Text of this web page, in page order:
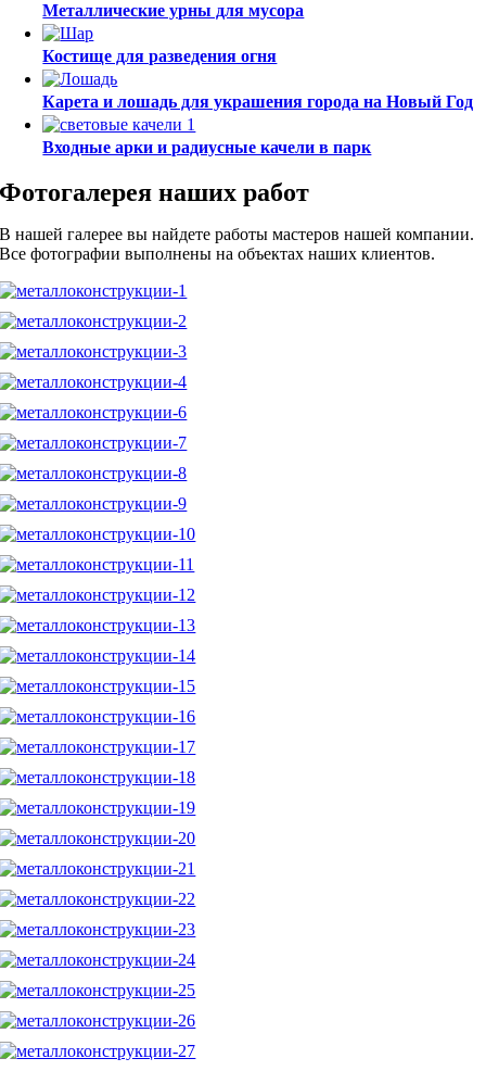
Металлические урны для мусора
Костище для разведения огня
Карета и лошадь для украшения города на Новый Год
Входные арки и радиусные качели в парк
Фотогалерея наших работ
В нашей галерее вы найдете работы мастеров нашей компании.
Все фотографии выполнены на объектах наших клиентов.